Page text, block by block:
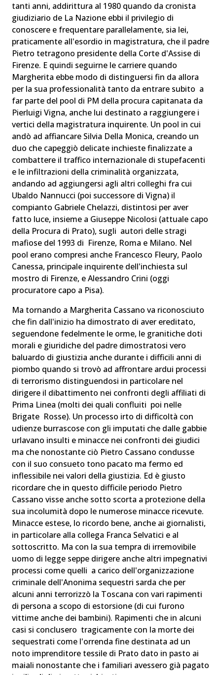
tanti anni, addirittura al 1980 quando da cronista
giudiziario de La Nazione ebbi il privilegio di
conoscere e frequentare parallelamente, sia lei,
praticamente all'esordio in magistratura, che il padre
Pietro tetragono presidente della Corte d'Assise di
Firenze. E quindi seguirne le carriere quando
Margherita ebbe modo di distinguersi fin da allora
per la sua professionalità tanto da entrare subito a
far parte del pool di PM della procura capitanata da
Pierluigi Vigna, anche lui destinato a raggiungere i
vertici della magistratura inquirente. Un pool in cui
andò ad affiancare Silvia Della Monica, creando un
duo che capeggiò delicate inchieste finalizzate a
combattere il traffico internazionale di stupefacenti
e le infiltrazioni della criminalità organizzata,
andando ad aggiungersi agli altri colleghi fra cui
Ubaldo Nannucci (poi successore di Vigna) il
compianto Gabriele Chelazzi, distintosi per aver
fatto luce, insieme a Giuseppe Nicolosi (attuale capo
della Procura di Prato), sugli autori delle stragi
mafiose del 1993 di Firenze, Roma e Milano. Nel
pool erano compresi anche Francesco Fleury, Paolo
Canessa, principale inquirente dell'inchiesta sul
mostro di Firenze, e Alessandro Crini (oggi
procuratore capo a Pisa).
Ma tornando a Margherita Cassano va riconosciuto
che fin dall'inizio ha dimostrato di aver ereditato,
seguendone fedelmente le orme, le granitiche doti
morali e giuridiche del padre dimostratosi vero
baluardo di giustizia anche durante i difficili anni di
piombo quando si trovò ad affrontare ardui processi
di terrorismo distinguendosi in particolare nel
dirigere il dibattimento nei confronti degli affiliati di
Prima Linea (molti dei quali confluiti poi nelle
Brigate Rosse). Un processo irto di difficoltà con
udienze burrascose con gli imputati che dalle gabbie
urlavano insulti e minacce nei confronti dei giudici
ma che nonostante ciò Pietro Cassano condusse
con il suo consueto tono pacato ma fermo ed
inflessibile nei valori della giustizia. Ed è giusto
ricordare che in questo difficile periodo Pietro
Cassano visse anche sotto scorta a protezione della
sua incolumità dopo le numerose minacce ricevute.
Minacce estese, lo ricordo bene, anche ai giornalisti,
in particolare alla collega Franca Selvatici e al
sottoscritto. Ma con la sua tempra di irremovibile
uomo di legge seppe dirigere anche altri impegnativi
processi come quelli a carico dell'organizzazione
criminale dell'Anonima sequestri sarda che per
alcuni anni terrorizzò la Toscana con vari rapimenti
di persona a scopo di estorsione (di cui furono
vittime anche dei bambini). Rapimenti che in alcuni
casi si conclusero tragicamente con la morte dei
sequestrati come l'orrenda fine destinata ad un
noto imprenditore tessile di Prato dato in pasto ai
maiali nonostante che i familiari avessero già pagato